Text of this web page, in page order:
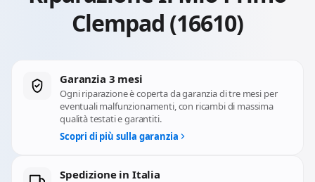
Clempad (16610)
Garanzia 3 mesi
Ogni riparazione è coperta da garanzia di tre mesi per
eventuali malfunzionamenti, con ricambi di massima
qualità testati e garantiti.
Scopri di più sulla garanzia
Spedizione in Italia